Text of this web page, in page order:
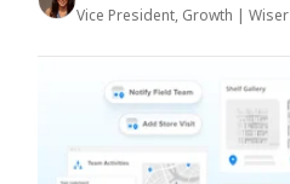
Vice President, Growth | Wiser